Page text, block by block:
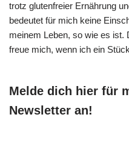
trotz glutenfreier Ernährung
bedeutet für mich keine
meinem Leben, so wie es ist.
freue mich, wenn ich ein
Melde dich hier für
Newsletter an!